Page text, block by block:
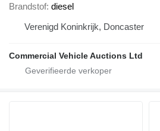
Brandstof diesel
Verenigd Koninkrijk, Doncaster
Commercial Vehicle Auctions Ltd